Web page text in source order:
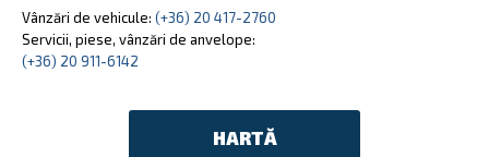
Vânzări de vehicule: (+36) 20 417-2760
Servicii, piese, vânzări de anvelope:
(+36) 20 911-6142
HARTĂ